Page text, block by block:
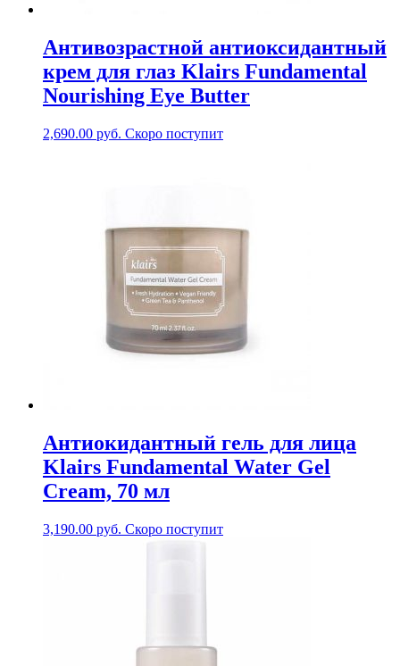
Антивозрастной антиоксидантный
крем для глаз Klairs Fundamental
Nourishing Eye Butter
2,690.00 руб. Скоро поступит
Антиокидантный гель для лица
Klairs Fundamental Water Gel
Cream, 70 мл
3,190.00 руб. Скоро поступит